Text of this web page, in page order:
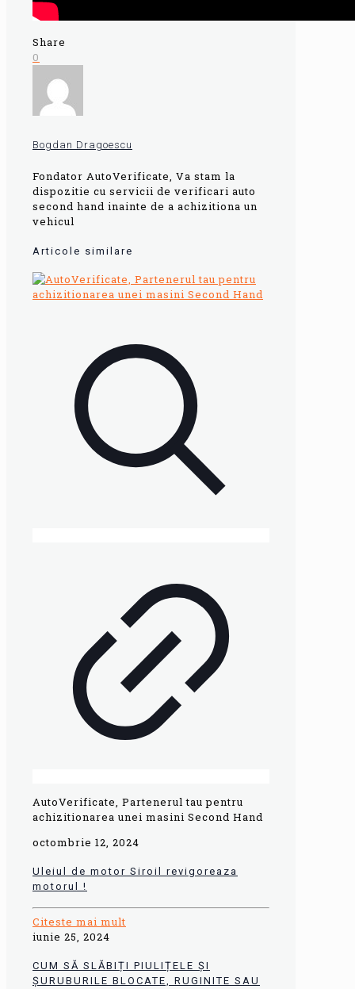
Share
0
Bogdan Dragoescu
Fondator AutoVerificate, Va stam la
dispozitie cu servicii de verificari auto
second hand inainte de a achizitiona un
vehicul
Articole similare
AutoVerificate, Partenerul tau pentru
achizitionarea unei masini Second Hand
octombrie 12, 2024
Uleiul de motor Siroil revigoreaza
motorul !
Citeste mai mult
iunie 25, 2024
CUM SĂ SLĂBIȚI PIULIȚELE ȘI
ȘURUBURILE BLOCATE, RUGINITE SAU